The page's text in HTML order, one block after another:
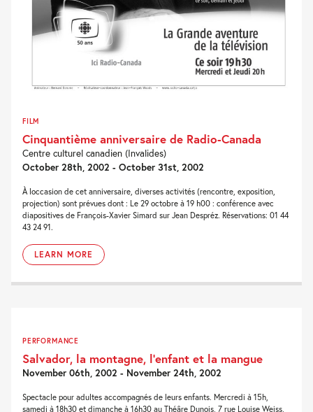
FILM
Cinquantième anniversaire de Radio-Canada
Centre culturel canadien (Invalides)
October 28th, 2002 - October 31st, 2002
À loccasion de cet anniversaire, diverses activités (rencontre, exposition,
projection) sont prévues dont : Le 29 octobre à 19 h00 : conférence avec
diapositives de François-Xavier Simard sur Jean Despréz. Réservations: 01 44
43 24 91.
LEARN MORE
PERFORMANCE
Salvador, la montagne, l’enfant et la mangue
November 06th, 2002 - November 24th, 2002
Spectacle pour adultes accompagnés de leurs enfants. Mercredi à 15h,
samedi à 18h30 et dimanche à 16h30 au Théâre Dunois, 7 rue Louise Weiss,